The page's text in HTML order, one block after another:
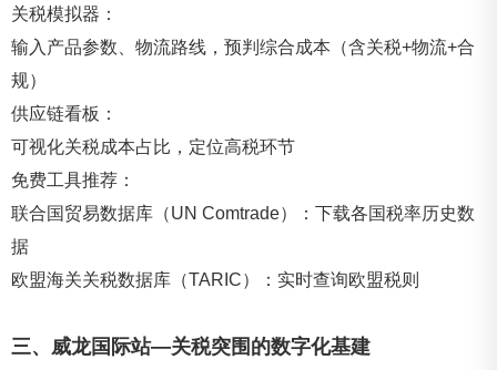
关税模拟器：
输入产品参数、物流路线，预判综合成本（含关税+物流+合
规）
供应链看板：
可视化关税成本占比，定位高税环节
免费工具推荐：
联合国贸易数据库（UN Comtrade）：下载各国税率历史数
据
欧盟海关关税数据库（TARIC）：实时查询欧盟税则
三、威龙国际站—关税突围的数字化基建